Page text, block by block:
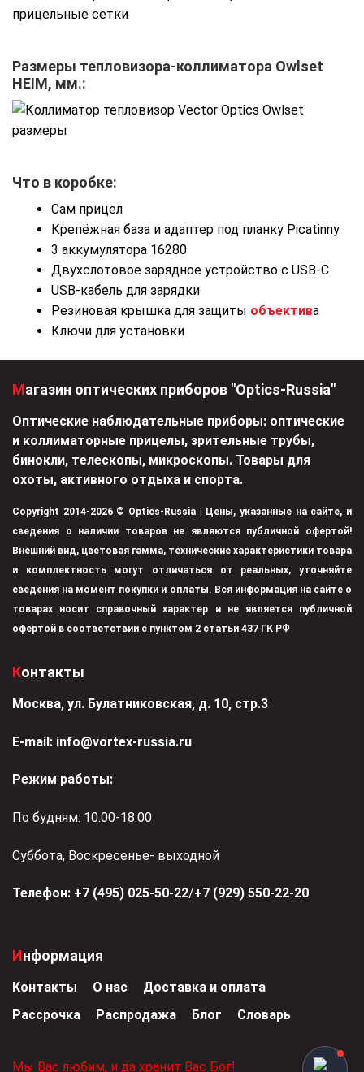
Размеры тепловизора-коллиматора Owlset
HEIM, мм.:
Что в коробке:
Сам прицел
Крепёжная база и адаптер под планку Picatinny
3 аккумулятора 16280
Двухслотовое зарядное устройство с USB-C
USB-кабель для зарядки
Резиновая крышка для защиты объектива
Ключи для установки
Магазин оптических приборов "Optics-Russia"
Оптические наблюдательные приборы: оптические
и коллиматорные прицелы, зрительные трубы,
бинокли, телескопы, микроскопы. Товары для
охоты, активного отдыха и спорта.
Copyright 2014-2026 © Optics-Russia | Цены, указанные на сайте, и
сведения о наличии товаров не являются публичной офертой!
Внешний вид, цветовая гамма, технические характеристики товара
и комплектность могут отличаться от реальных, уточняйте
сведения на момент покупки и оплаты. Вся информация на сайте о
товарах носит справочный характер и не является публичной
офертой в соответствии с пунктом 2 статьи 437 ГК РФ
Контакты
Москва, ул. Булатниковская, д. 10, стр.3
Е-mail: info@vortex-russia.ru
Режим работы:
По будням: 10.00-18.00
Суббота, Воскресенье- выходной
Телефон: +7 (495) 025-50-22/+7 (929) 550-22-20
Информация
Контакты О нас
Доставка и оплата
Рассрочка
Распродажа Блог Словарь
Мы Вас любим, и да хранит Вас Бог!